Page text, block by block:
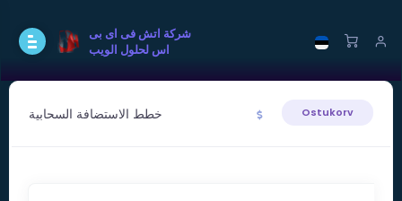
شركة اتش فى اى بى
اس لحلول الويب
خطط الاستضافة السحابية Ostukorv